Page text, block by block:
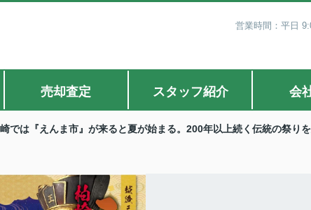
営業時間：平日
売却査定 スタッフ紹介 会
では『えんま市』が来ると夏が始まる。200年以上続く伝統の祭り